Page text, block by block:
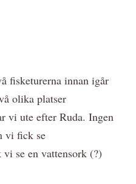
fisketurerna innan igår
olika platser
vi ute efter Ruda. Ingen
vi fick se
se en vattensork (?)